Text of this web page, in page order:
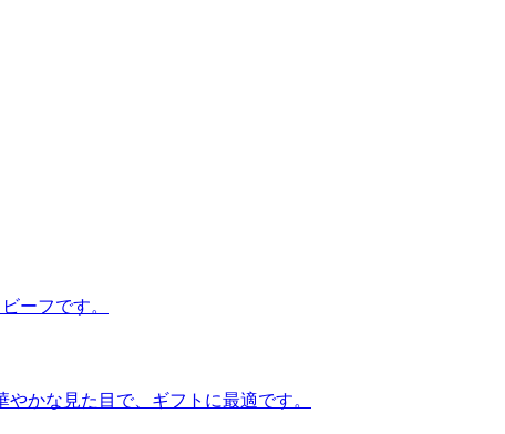
ーフです。
かな見た目で、ギフトに最適です。